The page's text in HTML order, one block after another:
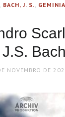
BACH, J. S.
NOVEMBRO DE